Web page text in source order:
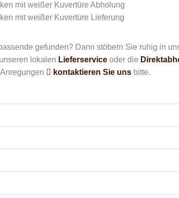
mit weißer Kuvertüre Abholung
mit weißer Kuvertüre Lieferung
gefunden? Dann stöbern Sie ruhig in
lokalen Lieferservice oder die
kontaktieren Sie uns bitte.